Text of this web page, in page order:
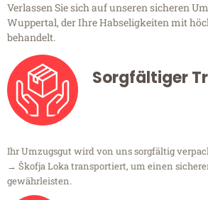
Verlassen Sie sich auf unseren sicheren
Wuppertal, der Ihre Habseligkeiten mit
behandelt.
Sorgfältiger
Ihr Umzugsgut wird von uns sorgfältig
→ Škofja Loka transportiert, um einen
gewährleisten.